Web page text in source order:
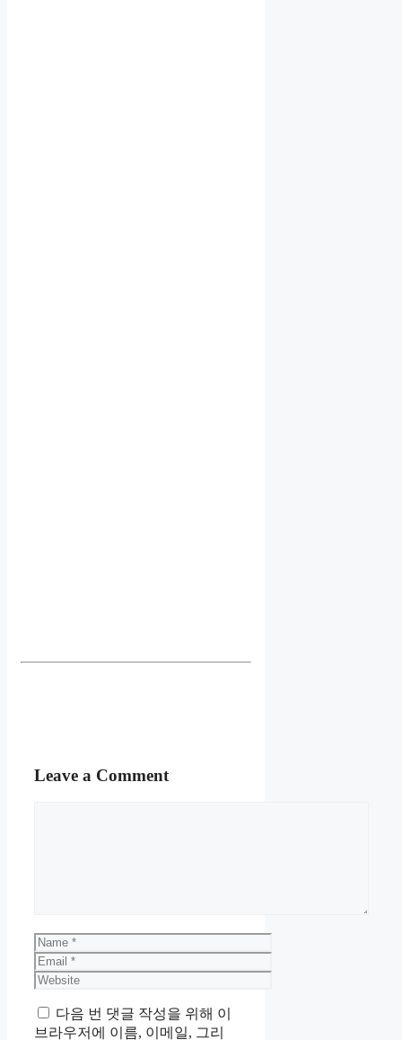
Leave a Comment
Name
Email
Website
다음 번 댓글 작성을 위해 이
브라우저에 이름, 이메일, 그리